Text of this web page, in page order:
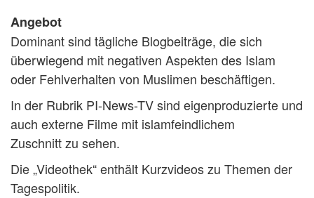
Angebot
Dominant sind tägliche Blogbeiträge, die sich
überwiegend mit negativen Aspekten des Islam
oder Fehlverhalten von Muslimen beschäftigen.
In der Rubrik PI-News-TV sind eigenproduzierte und
auch externe Filme mit islamfeindlichem
Zuschnitt zu sehen.
Die „Videothek“ enthält Kurzvideos zu Themen der
Tagespolitik.